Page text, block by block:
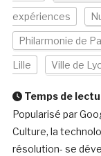
expériences
Philarmonie de
Lille Ville de
Temps de
Popularisé par
Culture, la
résolution- se